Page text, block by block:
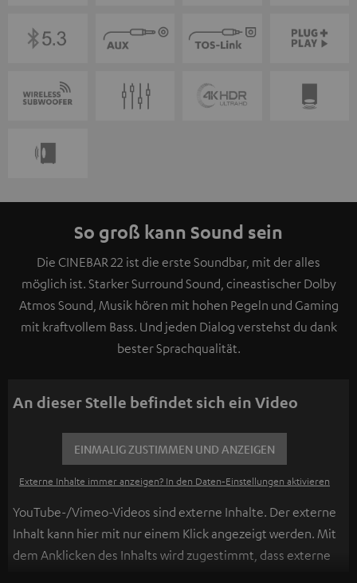
So groß kann Sound sein
Die CINEBAR 22 ist die erste Soundbar, mit der alles
möglich ist. Starker Surround Sound, cineastischer Dolby
Atmos Sound, Musik hören mit hohen Pegeln und Gaming
mit kraftvollem Bass. Und jeden Dialog verstehst du dank
bester Sprachqualität.
An dieser Stelle befindet sich ein Video
EINMALIG ZUSTIMMEN UND ANZEIGEN
Externe Inhalte immer anzeigen? In den Daten‑Einstellungen aktivieren
YouTube-/Vimeo-Videos sind externe Inhalte. Der externe
Inhalt kann hier mit nur einem Klick angezeigt werden. Mit
dem Anklicken des Inhalts wird zugestimmt, dass externe